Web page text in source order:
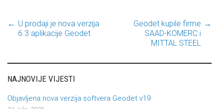
Post navigation
← U prodaji je nova verzija
6.3 aplikacije Geodet
Geodet kupile firme
SAAD-KOMERC i
MITTAL STEEL
→
NAJNOVIJE VIJESTI
Objavljena nova verzija softvera Geodet v19